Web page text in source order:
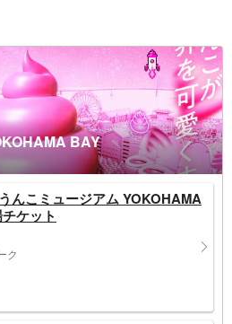
BAY
うんこミュージアム YOKOHAMA
ケット
ク